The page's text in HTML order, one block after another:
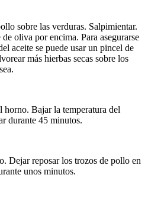
sobre las verduras. Salpimientar.
oliva por encima. Para asegurarse
aceite se puede usar un pincel de
más hierbas secas sobre los
Bajar la temperatura del
durante 45 minutos.
Dejar reposar los trozos de pollo en
unos minutos.